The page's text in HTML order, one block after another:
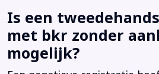
Is een
met bkr zonder
mogelijk?